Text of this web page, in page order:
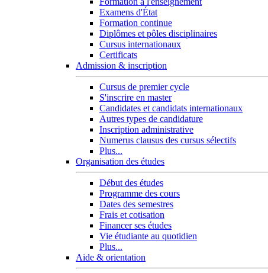
Examens d'État
Formation continue
Diplômes et pôles disciplinaires
Cursus internationaux
Certificats
Admission & inscription
Cursus de premier cycle
S'inscrire en master
Candidates et candidats internationaux
Autres types de candidature
Inscription administrative
Numerus clausus des cursus sélectifs
Plus...
Organisation des études
Début des études
Programme des cours
Dates des semestres
Frais et cotisation
Financer ses études
Vie étudiante au quotidien
Plus...
Aide & orientation